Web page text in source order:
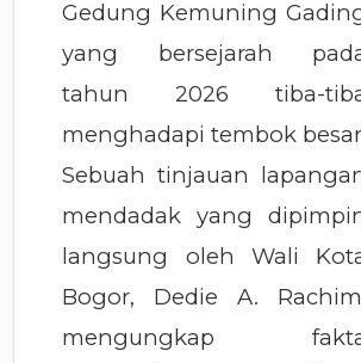
Gedung Kemuning
yang bersejarah
tahun 2026 tiba-
menghadapi tembok
Sebuah tinjauan
mendadak yang
langsung oleh Wali
Bogor, Dedie A.
mengungkap